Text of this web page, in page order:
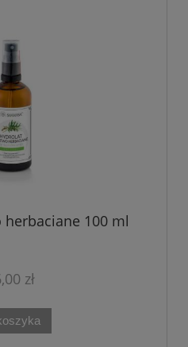
100 ml
zł